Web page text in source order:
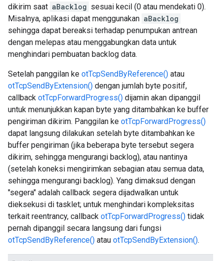
dikirim saat aBacklog sesuai kecil (0 atau mendekati 0).
Misalnya, aplikasi dapat menggunakan aBacklog
sehingga dapat bereaksi terhadap penumpukan antrean
dengan melepas atau menggabungkan data untuk
menghindari pembuatan backlog data.
Setelah panggilan ke otTcpSendByReference() atau
otTcpSendByExtension() dengan jumlah byte positif,
callback otTcpForwardProgress() dijamin akan dipanggil
untuk menunjukkan kapan byte yang ditambahkan ke buffer
pengiriman dikirim. Panggilan ke otTcpForwardProgress()
dapat langsung dilakukan setelah byte ditambahkan ke
buffer pengiriman (jika beberapa byte tersebut segera
dikirim, sehingga mengurangi backlog), atau nantinya
(setelah koneksi mengirimkan sebagian atau semua data,
sehingga mengurangi backlog). Yang dimaksud dengan
"segera" adalah callback segera dijadwalkan untuk
dieksekusi di tasklet; untuk menghindari kompleksitas
terkait reentrancy, callback otTcpForwardProgress() tidak
pernah dipanggil secara langsung dari fungsi
otTcpSendByReference() atau otTcpSendByExtension().